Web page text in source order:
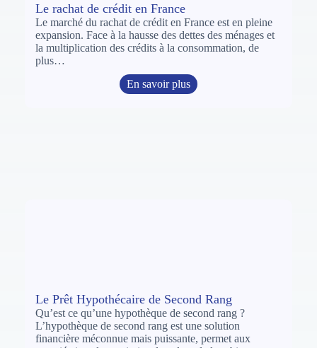
Le rachat de crédit en France
Le marché du rachat de crédit en France est en pleine
expansion. Face à la hausse des dettes des ménages et
la multiplication des crédits à la consommation, de
plus…
En savoir plus
Le Prêt Hypothécaire de Second Rang
Qu’est ce qu’une hypothèque de second rang ?
L’hypothèque de second rang est une solution
financière méconnue mais puissante, permet aux